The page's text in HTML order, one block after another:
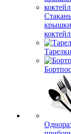
Тарелки